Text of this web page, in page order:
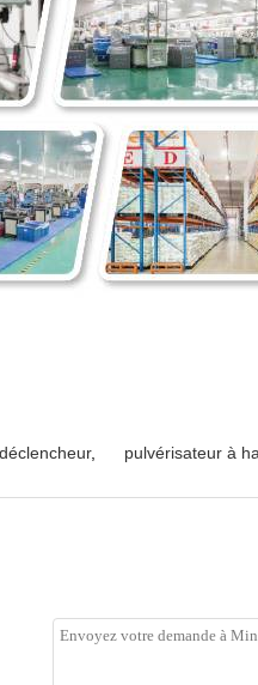
, pulvérisateur à